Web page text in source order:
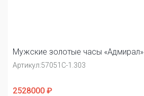
Мужские золотые часы «Адмирал»
Артикул:57051С-1.303
2528000 ₽